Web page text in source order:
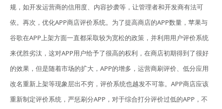
规，如开发运营商的信用度、内容抄袭等，让管理者和开发商有法可
依。再次，优化APP商店评价系统。为了提高商店的APP数量，苹果与
谷歌在APP上架方面一直都采取较为宽松的政策，并利用用户评价系统
来优胜劣汰，这对APP用户给予了很高的权利，在商店初期得到了很好
的效果，但是随着市场的扩大，APP的增多，运营商刷评价、低分应用
改名重新上架等现象层出不穷，评价系统也越发不可靠。APP商店应该
重新制定评价系统，严惩刷分APP，对于综合打分评价过低的APP，不